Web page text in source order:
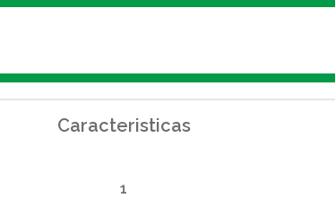
Caracteristicas
1